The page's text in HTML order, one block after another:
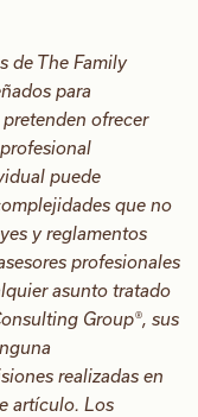
de The Family
para
ofrecer
puede
que no
y reglamentos
profesionales
asunto tratado
Group®, sus
realizadas en
artículo. Los